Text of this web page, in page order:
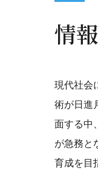
情
現代社会
術が日進
面する中
が急務と
育成を目